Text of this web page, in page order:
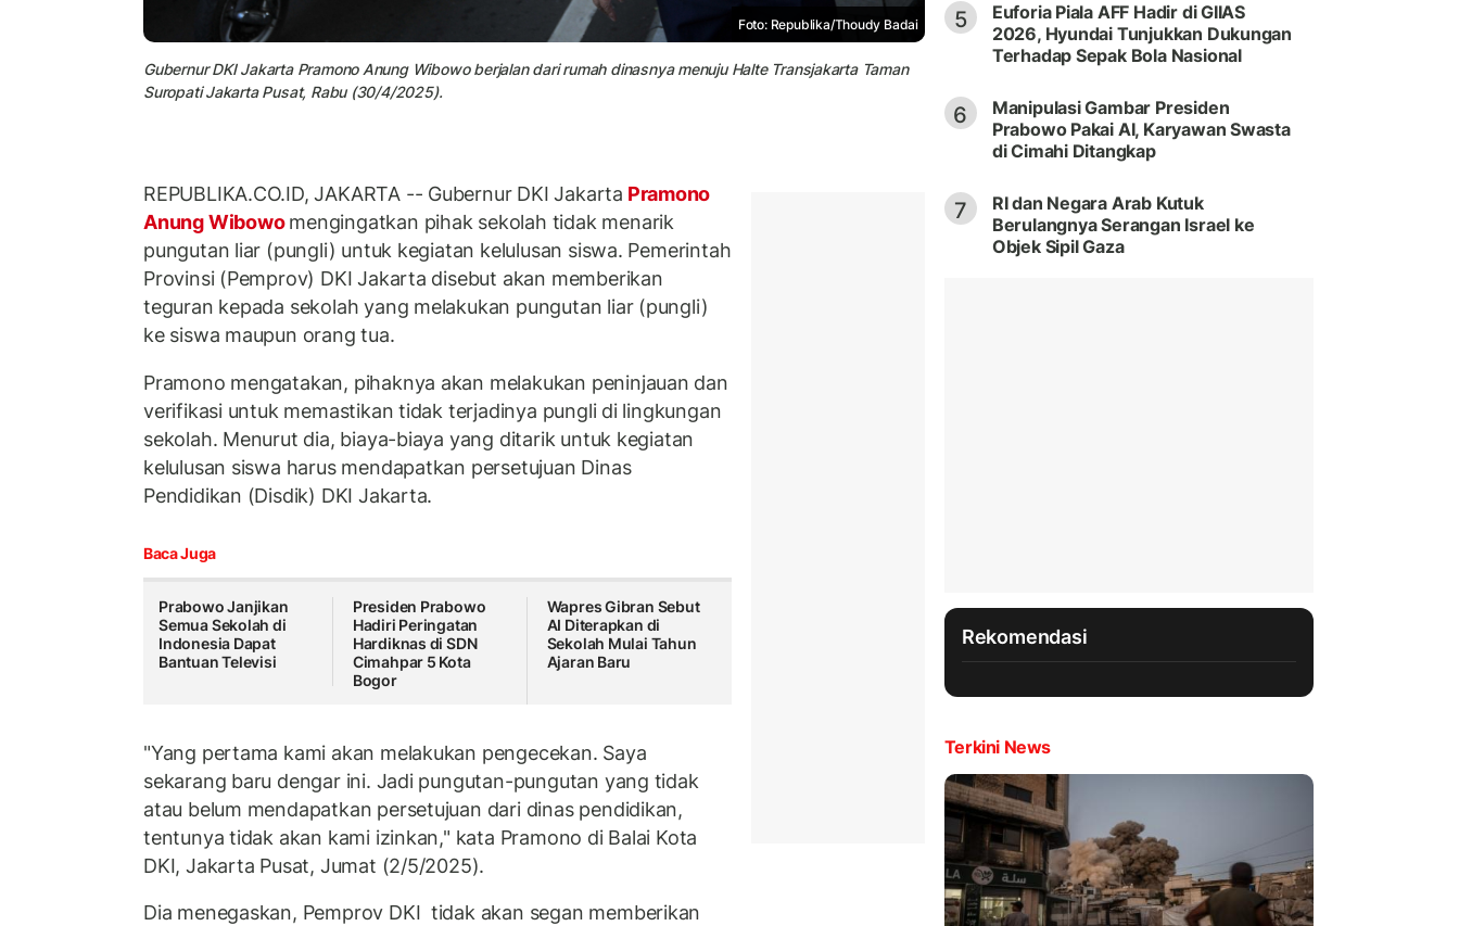
Foto: Republika/Thoudy Badai
Gubernur DKI Jakarta Pramono Anung Wibowo berjalan dari rumah dinasnya menuju Halte Transjakarta Taman
Suropati Jakarta Pusat, Rabu (30/4/2025).
REPUBLIKA.CO.ID, JAKARTA -- Gubernur DKI Jakarta Pramono
Anung Wibowomengingatkan pihak sekolah tidak menarik
pungutan liar (pungli) untuk kegiatan kelulusan siswa. Pemerintah
Provinsi (Pemprov) DKI Jakarta disebut akan memberikan
teguran kepada sekolah yang melakukan pungutan liar (pungli)
ke siswa maupun orang tua.
Pramono mengatakan, pihaknya akan melakukan peninjauan dan
verifikasi untuk memastikan tidak terjadinya pungli di lingkungan
sekolah. Menurut dia, biaya-biaya yang ditarik untuk kegiatan
kelulusan siswa harus mendapatkan persetujuan Dinas
Pendidikan (Disdik) DKI Jakarta.
Baca Juga
Prabowo Janjikan
Semua Sekolah di
Indonesia Dapat
Bantuan Televisi
Presiden Prabowo
Hadiri Peringatan
Hardiknas di SDN
Cimahpar 5 Kota
Bogor
Wapres Gibran Sebut
AI Diterapkan di
Sekolah Mulai Tahun
Ajaran Baru
"Yang pertama kami akan melakukan pengecekan. Saya
sekarang baru dengar ini. Jadi pungutan-pungutan yang tidak
atau belum mendapatkan persetujuan dari dinas pendidikan,
tentunya tidak akan kami izinkan," kata Pramono di Balai Kota
DKI, Jakarta Pusat, Jumat (2/5/2025).
Dia menegaskan, Pemprov DKI tidak akan segan memberikan
5
Euforia Piala AFF Hadir di GIIAS
2026, Hyundai Tunjukkan Dukungan
Terhadap Sepak Bola Nasional
6
Manipulasi Gambar Presiden
Prabowo Pakai AI, Karyawan Swasta
di Cimahi Ditangkap
7
RI dan Negara Arab Kutuk
Berulangnya Serangan Israel ke
Objek Sipil Gaza
Rekomendasi
Terkini News